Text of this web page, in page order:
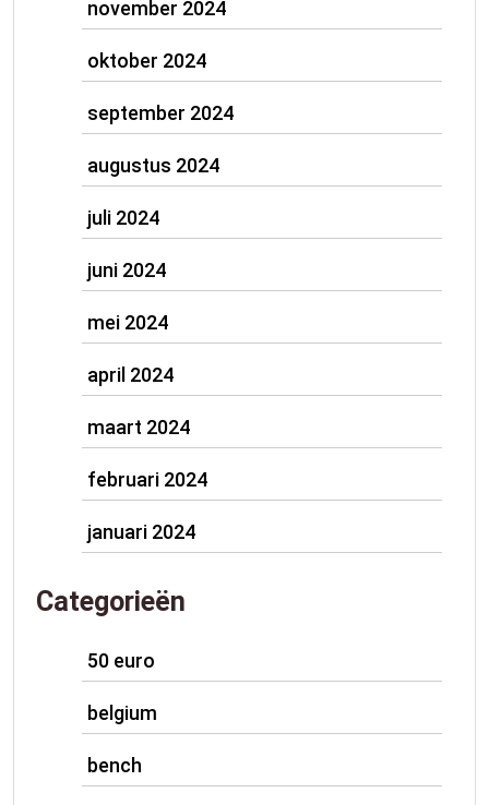
november 2024
oktober 2024
september 2024
augustus 2024
juli 2024
juni 2024
mei 2024
april 2024
maart 2024
februari 2024
januari 2024
Categorieën
50 euro
belgium
bench